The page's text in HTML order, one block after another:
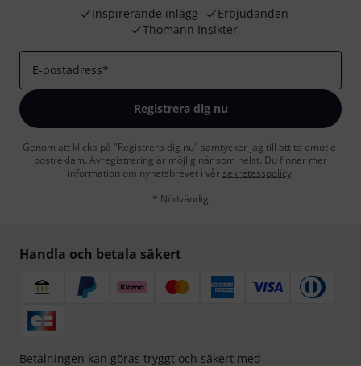
Inspirerande inlägg
Erbjudanden
Thomann Insikter
E-postadress*
Registrera dig nu
Genom att klicka på "Registrera dig nu" samtycker jag till att ta emot e-
postreklam. Avregistrering är möjlig när som helst. Du finner mer
information om nyhetsbrevet i vår sekretesspolicy.
* Nödvändig
Handla och betala säkert
Betalningen kan göras tryggt och säkert med